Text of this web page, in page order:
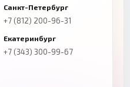
Санкт-Петербург
+7 (812) 200-96-31
Екатеринбург
+7 (343) 300-99-67